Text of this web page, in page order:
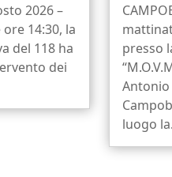
2026 –
14:30, la
del 118 ha
dei
presso
Antonio
luogo